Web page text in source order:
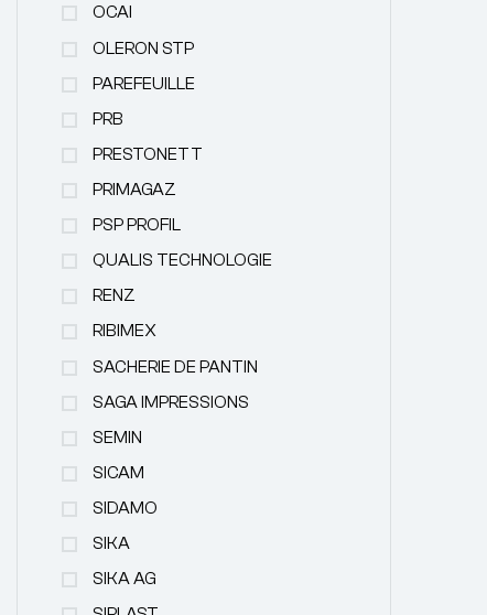
OCAI
OLERON STP
PAREFEUILLE
PRB
PRESTONETT
PRIMAGAZ
PSP PROFIL
QUALIS TECHNOLOGIE
RENZ
RIBIMEX
SACHERIE DE PANTIN
SAGA IMPRESSIONS
SEMIN
SICAM
SIDAMO
SIKA
SIKA AG